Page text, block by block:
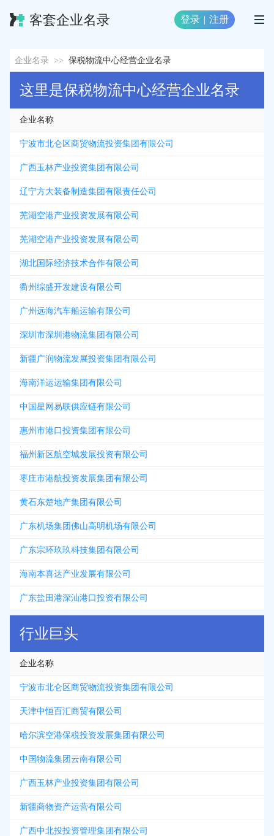
客套企业名录 登录 | 注册
企业名录 >> 保税物流中心经营企业名录
这里是保税物流中心经营企业名录
企业名称
宁波市北仑区商贸物流投资集团有限公司
广西玉林产业投资集团有限公司
辽宁方大装备制造集团有限责任公司
芜湖空港产业投资发展有限公司
芜湖空港产业投资发展有限公司
湖北国际经济技术合作有限公司
衢州综盛开发建设有限公司
广州远海汽车船运输有限公司
深圳市深圳港物流集团有限公司
新疆广润物流发展投资集团有限公司
海南洋运运输集团有限公司
中国星网易联供应链有限公司
惠州市港口投资集团有限公司
福州新区航空城发展投资有限公司
枣庄市港航投资发展集团有限公司
黄石东楚地产集团有限公司
广东机场集团佛山高明机场有限公司
广东宗环玖玖科技集团有限公司
海南本喜达产业发展有限公司
广东盐田港深汕港口投资有限公司
行业巨头
企业名称
宁波市北仑区商贸物流投资集团有限公司
天津中恒百汇商贸有限公司
哈尔滨空港保税投资发展集团有限公司
中国物流集团云南有限公司
广西玉林产业投资集团有限公司
新疆商物资产运营有限公司
广西中北投投资管理集团有限公司